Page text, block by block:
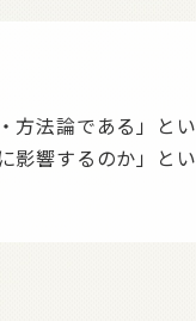
方法論である」とい
影響するのか」とい